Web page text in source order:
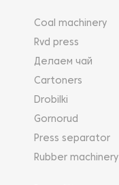
Coal machinery
Rvd press
Делаем чай
Cartoners
Drobilki
Gornorud
Press separator
Rubber machinery